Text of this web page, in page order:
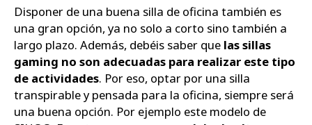
Disponer de una buena silla de oficina también es
una gran opción, ya no solo a corto sino también a
largo plazo. Además, debéis saber que las sillas
gaming no son adecuadas para realizar este tipo
de actividades. Por eso, optar por una silla
transpirable y pensada para la oficina, siempre será
una buena opción. Por ejemplo este modelo de